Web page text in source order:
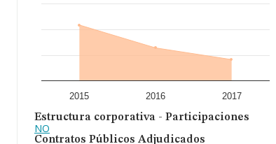
2015 2016 2017
Estructura corporativa - Participaciones
NO
Contratos Públicos Adjudicados